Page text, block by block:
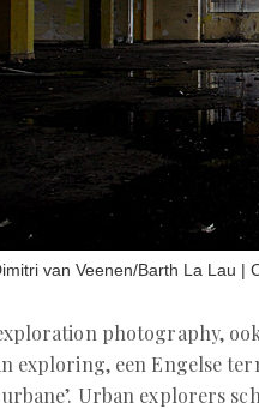
van Veenen/Barth La Lau |
photography,
exploring, een Engelse
Urban explorers